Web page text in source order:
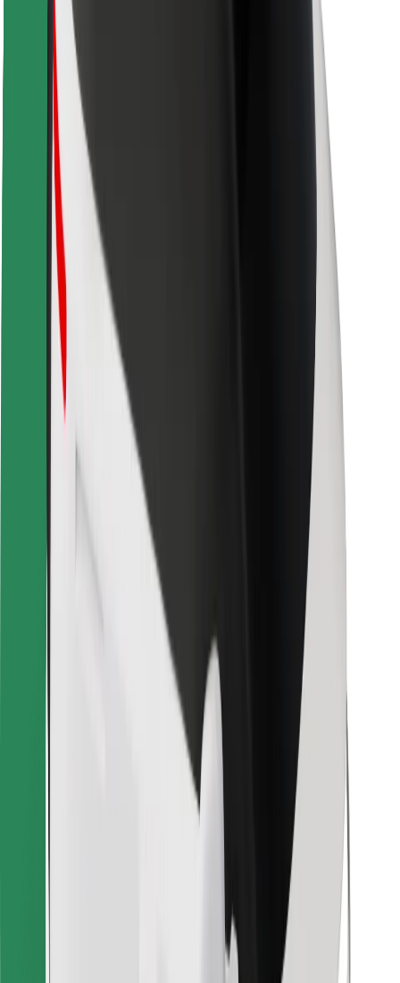
Seguridad para patinetes
Safety Lab
Ciudades
Dónde estamos
Soluciones para las ciudades
Aeropuertos
Estaciones de carga de Bolt
Soporte
Para usuarios
Para conductores
Para repartidores
Bolt Food
Para propietarios de flota
Para restaurantes
Bolt para empresas
Términos y Condiciones
¡Conseguí un viaje en minutos!
Descargar la app de Bolt
Encontrá tu comida favorita